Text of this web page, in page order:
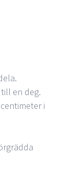
en deg.
i